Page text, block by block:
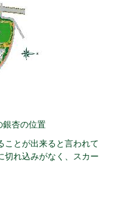
銀杏の位置
ことが出来ると言われて
切れ込みがなく、スカー